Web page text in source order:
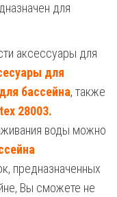
для
аксессуары для
для
бассейна, также
28003.
воды можно
предназначенных
Вы сможете не